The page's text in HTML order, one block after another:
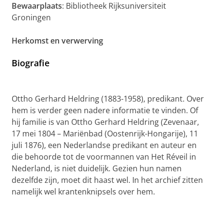
Bewaarplaats: Bibliotheek Rijksuniversiteit
Groningen
Herkomst en verwerving
Biografie
Ottho Gerhard Heldring (1883-1958), predikant. Over
hem is verder geen nadere informatie te vinden. Of
hij familie is van Ottho Gerhard Heldring (Zevenaar,
17 mei 1804 – Mariënbad (Oostenrijk-Hongarije), 11
juli 1876), een Nederlandse predikant en auteur en
die behoorde tot de voormannen van Het Réveil in
Nederland, is niet duidelijk. Gezien hun namen
dezelfde zijn, moet dit haast wel. In het archief zitten
namelijk wel krantenknipsels over hem.